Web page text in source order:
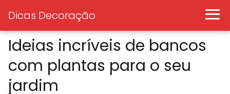
Dicas Decoração
Ideias incríveis de bancos
com plantas para o seu
jardim